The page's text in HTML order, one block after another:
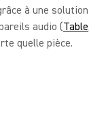
à une
audio (Table,
quelle pièce.